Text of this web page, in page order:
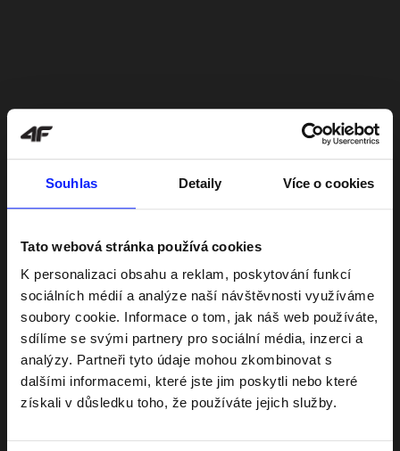
Souhlas Detaily Více o cookies
Tato webová stránka používá cookies
K personalizaci obsahu a reklam, poskytování funkcí
sociálních médií a analýze naší návštěvnosti využíváme
soubory cookie. Informace o tom, jak náš web používáte,
sdílíme se svými partnery pro sociální média, inzerci a
analýzy. Partneři tyto údaje mohou zkombinovat s
dalšími informacemi, které jste jim poskytli nebo které
získali v důsledku toho, že používáte jejich služby.